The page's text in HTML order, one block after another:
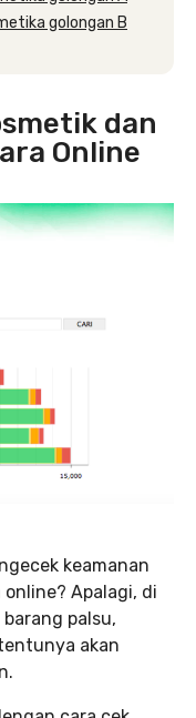
golongan B
dan
Online
keamanan
online? Apalagi, di
palsu,
akan